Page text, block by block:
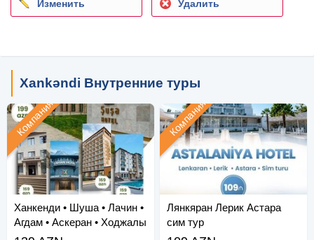
Изменить Удалить
Xankəndi Внутренние туры
Ханкенди • Шуша • Лачин •
Агдам • Аскеран • Ходжалы
• Зангила
Компания
Лянкяран Лерик Астара
сим тур
Компания